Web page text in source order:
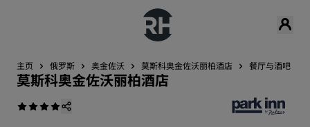
主页 俄罗斯 奥金佐沃 莫斯科奥金佐沃丽柏酒店 餐厅与酒吧
莫斯科奥金佐沃丽柏酒店